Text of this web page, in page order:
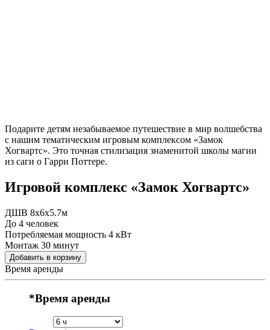
Подарите детям незабываемое путешествие в мир волшебства
с нашим тематическим игровым комплексом «Замок
Хогвартс». Это точная стилизация знаменитой школы магии
из саги о Гарри Поттере.
Игровой комплекс «Замок Хогвартс»
ДШВ 8x6x5.7м
До 4 человек
Потребляемая мощность 4 кВт
Монтаж 30 минут
Добавить в корзину
Время аренды
*Время аренды